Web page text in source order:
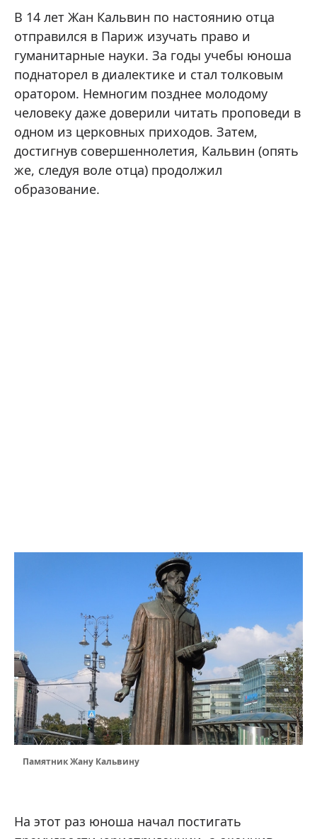
В 14 лет Жан Кальвин по настоянию отца
отправился в Париж изучать право и
гуманитарные науки. За годы учебы юноша
поднаторел в диалектике и стал толковым
оратором. Немногим позднее молодому
человеку даже доверили читать проповеди в
одном из церковных приходов. Затем,
достигнув совершеннолетия, Кальвин (опять
же, следуя воле отца) продолжил
образование.
Памятник Жану Кальвину
На этот раз юноша начал постигать